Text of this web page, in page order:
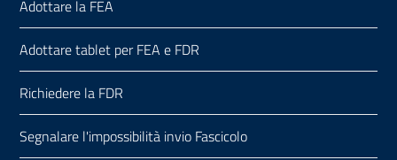
Adottare la FEA
Adottare tablet per FEA e FDR
Richiedere la FDR
Segnalare l'impossibilità invio Fascicolo